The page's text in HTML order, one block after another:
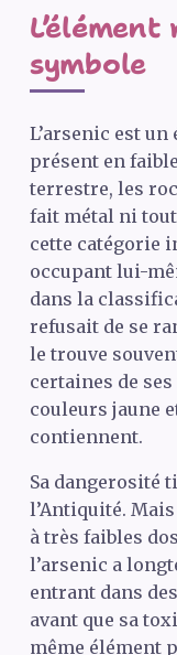
symbole
L’arsenic est
présent en
terrestre, les
fait métal ni
cette catégorie
occupant lui-
dans la
refusait de se
le trouve
certaines de
couleurs jaune
contiennent.
Sa dangerosité
l’Antiquité.
à très faibles
l’arsenic a
entrant dans
avant que sa
même élément